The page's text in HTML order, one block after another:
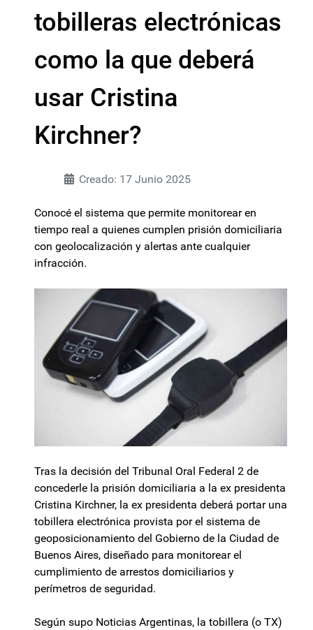
tobilleras electrónicas
como la que deberá
usar Cristina
Kirchner?
Creado: 17 Junio 2025
Conocé el sistema que permite monitorear en
tiempo real a quienes cumplen prisión domiciliaria
con geolocalización y alertas ante cualquier
infracción.
Tras la decisión del Tribunal Oral Federal 2 de
concederle la prisión domiciliaria a la ex presidenta
Cristina Kirchner, la ex presidenta deberá portar una
tobillera electrónica provista por el sistema de
geoposicionamiento del Gobierno de la Ciudad de
Buenos Aires, diseñado para monitorear el
cumplimiento de arrestos domiciliarios y
perímetros de seguridad.
Según supo Noticias Argentinas, la tobillera (o TX)